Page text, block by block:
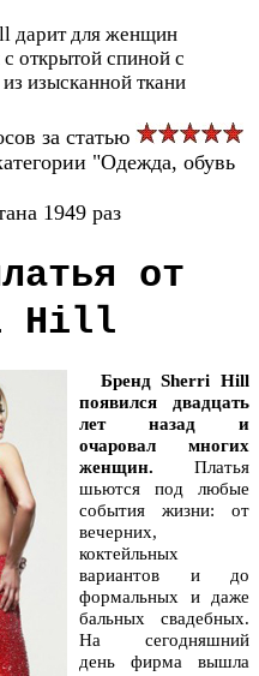
дарит для женщин
открытой спиной с
изысканной ткани
за статью
"Одежда, обувь
1949 раз
от
Hill
Бренд Sherri Hill
появился двадцать
лет назад и
очаровал многих
женщин. Платья
шьются под любые
события жизни: от
вечерних,
коктейльных
вариантов и до
формальных и даже
бальных свадебных.
На сегодняшний
день фирма вышла